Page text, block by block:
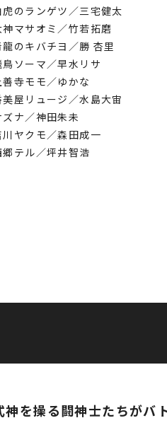
虎のランゲツ／三宅健太
神マサオミ／竹若拓磨
龍のキバチヨ／勝 杏里
鳥ソーマ／早水リサ
善寺モモ／ゆかな
美屋リュージ／水島大宙
ズナ／神田朱未
川ヤクモ／森田成一
郷テル／坪井智浩
神を操る闘神士たちがバ